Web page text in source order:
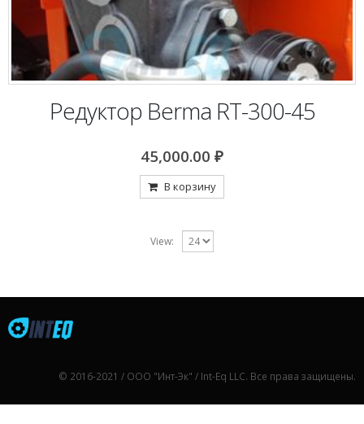
Редуктор Berma RT-300-45
45,000.00 ₽
В корзину
View:
© 2016-2021 / ООО "Инт-Эк" / Int-Eq LLC. Все права защищены.